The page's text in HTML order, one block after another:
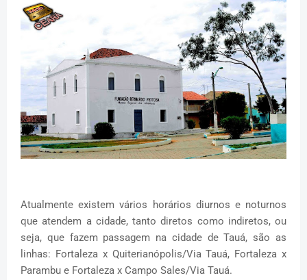
Atualmente existem vários horários diurnos e noturnos
que atendem a cidade, tanto diretos como indiretos, ou
seja, que fazem passagem na cidade de Tauá, são as
linhas: Fortaleza x Quiterianópolis/Via Tauá, Fortaleza x
Parambu e Fortaleza x Campo Sales/Via Tauá.